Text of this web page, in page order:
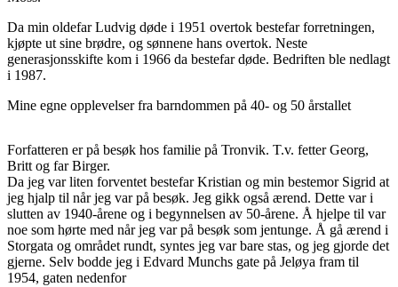
Da min oldefar Ludvig døde i 1951 overtok bestefar forretningen,
kjøpte ut sine brødre, og sønnene hans overtok. Neste
generasjonsskifte kom i 1966 da bestefar døde. Bedriften ble nedlagt
i 1987.
Mine egne opplevelser fra barndommen på 40- og 50 årstallet
Forfatteren er på besøk hos familie på Tronvik. T.v. fetter Georg,
Britt og far Birger.
Da jeg var liten forventet bestefar Kristian og min bestemor Sigrid at
jeg hjalp til når jeg var på besøk. Jeg gikk også ærend. Dette var i
slutten av 1940-årene og i begynnelsen av 50-årene. Å hjelpe til var
noe som hørte med når jeg var på besøk som jentunge. Å gå ærend i
Storgata og området rundt, syntes jeg var bare stas, og jeg gjorde det
gjerne. Selv bodde jeg i Edvard Munchs gate på Jeløya fram til
1954, gaten nedenfor